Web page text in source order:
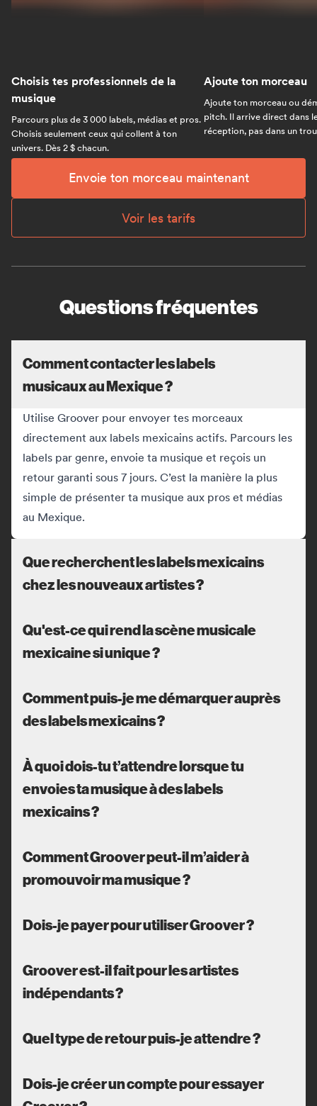
Choisis tes professionnels de la
musique
Parcours plus de 3 000 labels, médias et pros.
Choisis seulement ceux qui collent à ton
univers. Dès 2 $ chacun.
Ajoute ton morceau
Ajoute ton morceau ou
pitch. Il arrive direct dans
réception, pas dans un
Envoie ton morceau maintenant
Voir les tarifs
Questions fréquentes
Comment contacter les labels
musicaux au Mexique ?
Utilise Groover pour envoyer tes morceaux
directement aux labels mexicains actifs. Parcours les
labels par genre, envoie ta musique et reçois un
retour garanti sous 7 jours. C’est la manière la plus
simple de présenter ta musique aux pros et médias
au Mexique.
Que recherchent les labels mexicains
chez les nouveaux artistes ?
Qu'est-ce qui rend la scène musicale
mexicaine si unique ?
Comment puis-je me démarquer auprès
des labels mexicains ?
À quoi dois-tu t’attendre lorsque tu
envoies ta musique à des labels
mexicains ?
Comment Groover peut-il m’aider à
promouvoir ma musique ?
Dois-je payer pour utiliser Groover ?
Groover est-il fait pour les artistes
indépendants ?
Quel type de retour puis-je attendre ?
Dois-je créer un compte pour essayer